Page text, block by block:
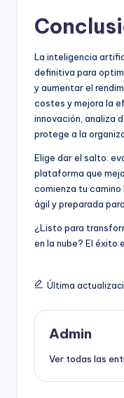
La inteligencia
definitiva para
y aumentar el
costes y mejora la
innovación, analiza
protege a la
Elige dar el salto:
plataforma que
comienza tu camino
ágil y preparada
¿Listo para
en la nube? El éxito
Última
Admin
Ver todas las